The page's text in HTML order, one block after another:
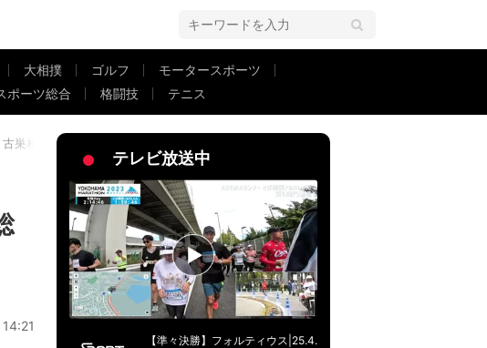
大相撲 ゴルフ
モータースポーツ
ポーツ総合 格闘技 テニス
巣相手の16号確信アーチに本拠地総立ち
テレビ放送中
【準々決勝】フォルティウス|25.4.